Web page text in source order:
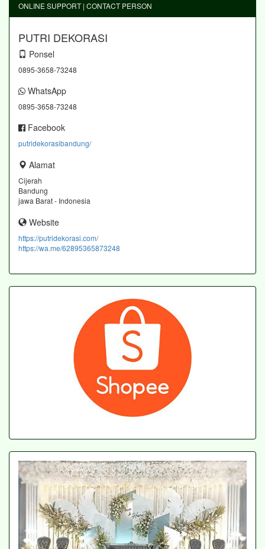
ONLINE SUPPORT | CONTACT PERSON
PUTRI DEKORASI
Ponsel
0895-3658-73248
WhatsApp
0895-3658-73248
Facebook
putridekorasibandung/
Alamat
Cijerah
Bandung
jawa Barat - Indonesia
Website
https://putridekorasi.com/
https://wa.me/62895365873248